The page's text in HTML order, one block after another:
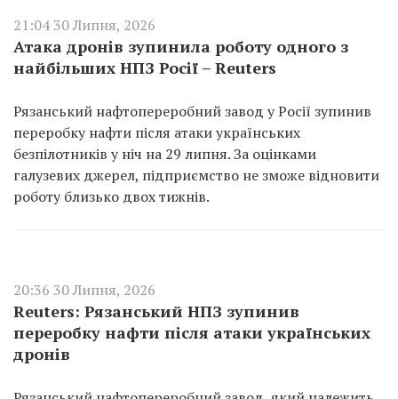
21:04 30 Липня, 2026
Атака дронів зупинила роботу одного з
найбільших НПЗ Росії – Reuters
Рязанський нафтопереробний завод у Росії зупинив
переробку нафти після атаки українських
безпілотників у ніч на 29 липня. За оцінками
галузевих джерел, підприємство не зможе відновити
роботу близько двох тижнів.
20:36 30 Липня, 2026
Reuters: Рязанський НПЗ зупинив
переробку нафти після атаки українських
дронів